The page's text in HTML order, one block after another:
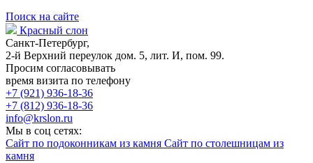
Поиск на сайте
Красный слон
Санкт-Петербург,
2-й Верхний переулок дом. 5, лит. И, пом. 99.
Просим согласовывать
время визита по телефону
+7 (921) 936-18-36
+7 (812) 936-18-36
info@krslon.ru
Мы в соц сетях:
Сайт по подоконникам из камня Сайт по столешницам из
камня